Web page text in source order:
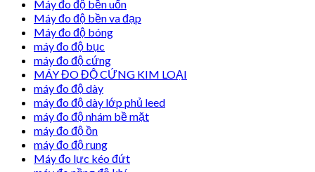
Máy đo độ bền uốn
Máy đo độ bền va đạp
Máy đo độ bóng
máy đo độ bục
máy đo độ cứng
MÁY ĐO ĐỘ CỨNG KIM LOẠI
máy đo độ dày
máy đo độ dày lớp phủ leed
máy đo độ nhám bề mặt
máy đo độ ồn
máy đo độ rung
Máy đo lực kéo đứt